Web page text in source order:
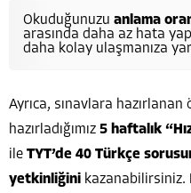
Okuduğunuzu anlama
arasında daha az hata
daha kolay ulaşmanıza
Ayrıca, sınavlara
hazırladığımız 5 haftalık
ile TYT’de 40 Türkçe
yetkinliğini kazanabilirsiniz.